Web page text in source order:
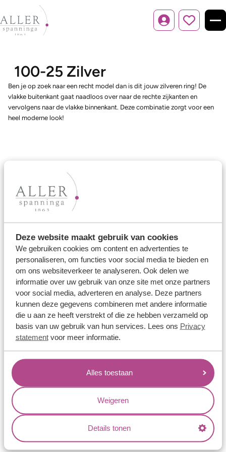
Deze website maakt gebruik van cookies
We gebruiken cookies om content en advertenties te
personaliseren, om functies voor social media te bieden en
om ons websiteverkeer te analyseren. Ook delen we
informatie over uw gebruik van onze site met onze partners
voor social media, adverteren en analyse. Deze partners
kunnen deze gegevens combineren met andere informatie
die u aan ze heeft verstrekt of die ze hebben verzameld op
basis van uw gebruik van hun services. Lees ons Privacy
statementvoor meer informatie.
Alles toestaan
Weigeren
Details tonen
Inloggen
100-25 Zilver
Ben je op zoek naar een recht model dan is dit jouw zilveren ring! De
vlakke buitenkant gaat naadloos over naar de rechte zijkanten en
vervolgens naar de vlakke binnenkant. Deze combinatie zorgt voor een
heel moderne look!
Ons aanbod
Memoireringen
Verlovingsringen
Vriendschapsringen
Over ons
Aller Spanninga
Historie
Certificaten
Jouw voordelen
Conflictvrije Materialen
Oneindig veel mogelijkheden
Kwaliteit
Juweliers & Contact